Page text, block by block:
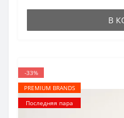
В
-33%
PREMIUM BRANDS
Последняя пара